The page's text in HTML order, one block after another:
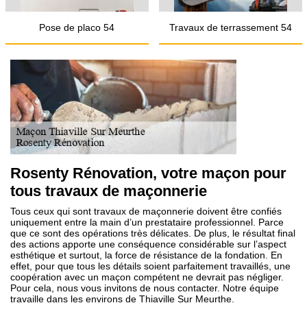
Pose de placo 54 Travaux de terrassement 54
Rosenty Rénovation, votre maçon pour
tous travaux de maçonnerie
Tous ceux qui sont travaux de maçonnerie doivent être confiés
uniquement entre la main d’un prestataire professionnel. Parce
que ce sont des opérations très délicates. De plus, le résultat final
des actions apporte une conséquence considérable sur l’aspect
esthétique et surtout, la force de résistance de la fondation. En
effet, pour que tous les détails soient parfaitement travaillés, une
coopération avec un maçon compétent ne devrait pas négliger.
Pour cela, nous vous invitons de nous contacter. Notre équipe
travaille dans les environs de Thiaville Sur Meurthe.